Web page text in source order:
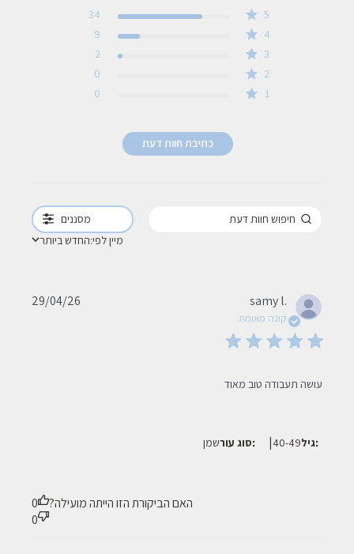
5
34
4
9
3
2
2
0
1
0
כתיבת חוות דעת
מסננים
מיין לפי:החדש ביותר
samy l.
קונה מאומת
עושה תעבודה טוב מאוד
read more about review content
גיל: 40-49
| סוג עור: שמן
Published
29/04/26
האם הביקורת הזו הייתה מועילה?
0
0